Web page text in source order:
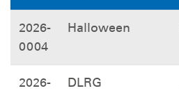
2026-
0004
Halloween
2026-
DLRG